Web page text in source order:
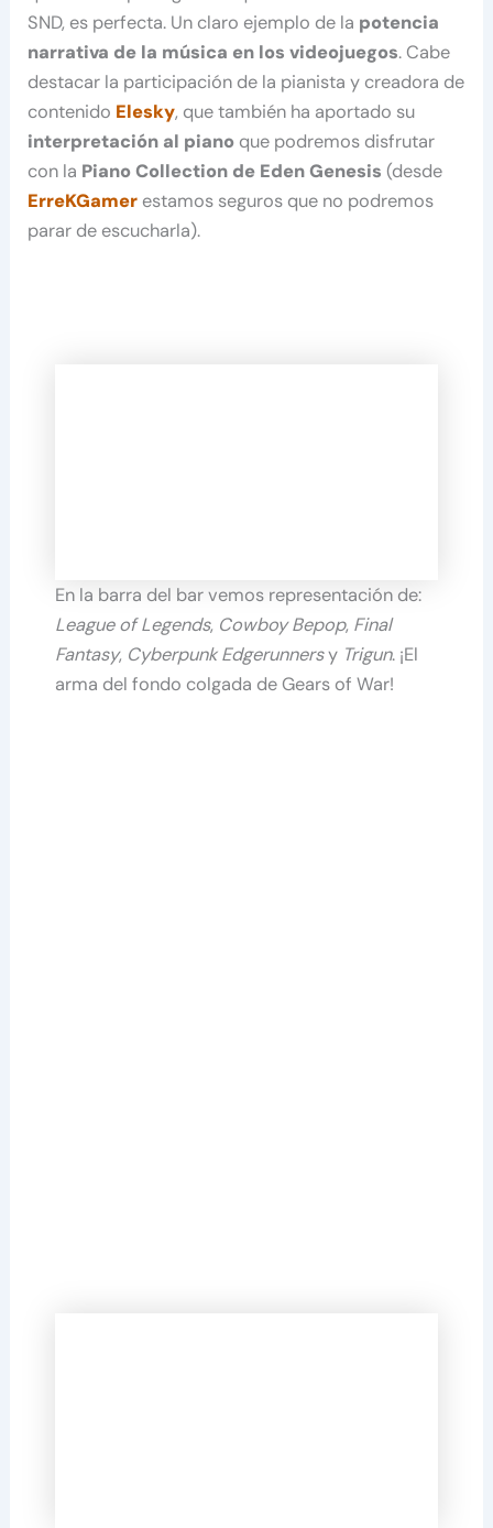
SND, es perfecta. Un claro ejemplo de la potencia
narrativa de la música en los videojuegos. Cabe
destacar la participación de la pianista y creadora de
contenido Elesky, que también ha aportado su
interpretación al piano que podremos disfrutar
con la Piano Collection de Eden Genesis (desde
ErreKGamer estamos seguros que no podremos
parar de escucharla).
En la barra del bar vemos representación de:
League of Legends,Cowboy Bepop, Final
Fantasy, Cyberpunk Edgerunnersy Trigun. ¡El
arma del fondo colgada de Gears of War!